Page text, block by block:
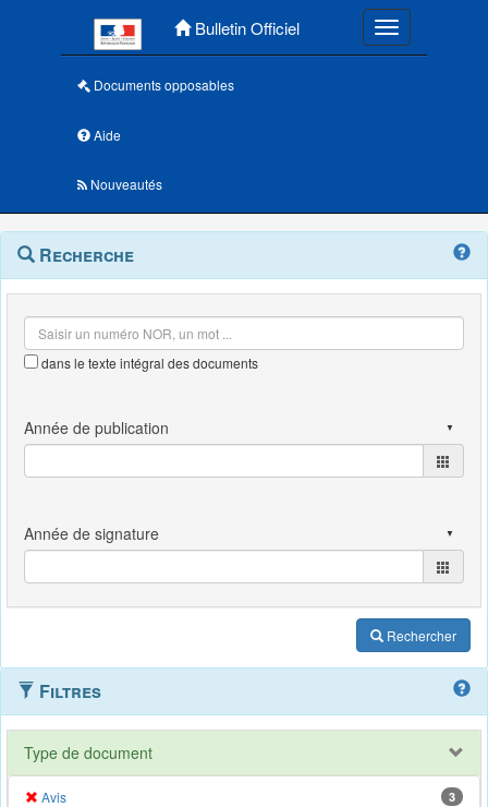
Bulletin Officiel Toggle
Documents opposables
Aide
Nouveautés
Navigation
outils
Menu
contextuel
Recherche
dans le texte intégral des documents
Rechercher
Filtres
Type de document
Avis 3